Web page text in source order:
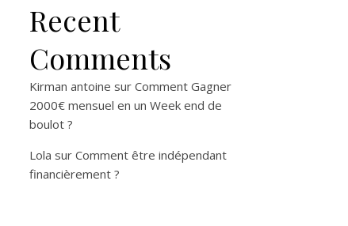
Recent
Comments
Kirman antoine sur Comment Gagner
2000€ mensuel en un Week end de
boulot ?
Lola sur Comment être indépendant
financièrement ?